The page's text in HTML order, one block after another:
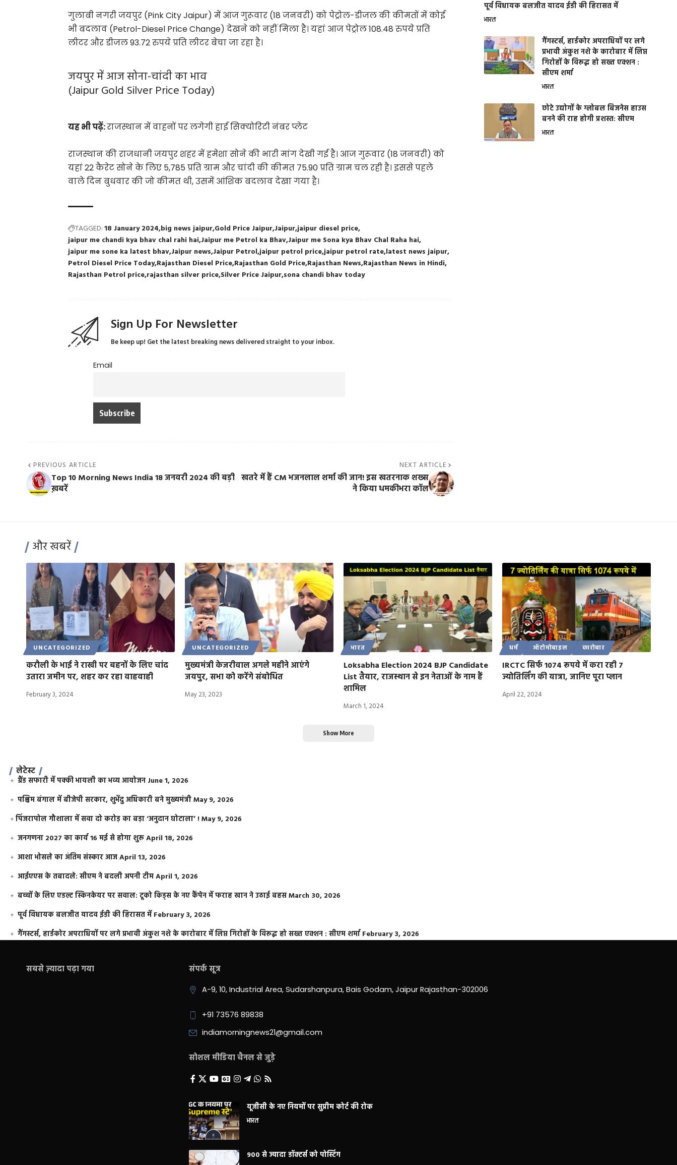
गुलाबी नगरी जयपुर (Pink City Jaipur) में आज गुरूवार (18 जनवरी) को पेट्रोल-डीजल की कीमतों में कोई
भी बदलाव (Petrol-Diesel Price Change) देखने को नहीं मिला है। यहां आज पेट्रोल 108.48 रुपये प्रति
लीटर और डीजल 93.72 रुपये प्रति लीटर बेचा जा रहा है।
जयपुर में आज सोना-चांदी का भाव
(Jaipur Gold Silver Price Today)
यह भी पढ़ें:राजस्थान में वाहनों पर लगेगी हाई सिक्योरिटी नंबर प्लेट
राजस्थान की राजधानी जयपुर शहर में हमेशा सोने की भारी मांग देखी गई है। आज गुरूवार (18 जनवरी) को
यहां 22 कैरेट सोने के लिए 5,785 प्रति ग्राम और चांदी की कीमत 75.90 प्रति ग्राम चल रही है। इससे पहले
वाले दिन बुधवार की जो कीमत थी, उसमें आंशिक बदलाव देखा गया है।
TAGGED:18 January 2024 big news jaipur Gold Price Jaipur Jaipurjaipur diesel price
jaipur me chandi kya bhav chal rahi hai Jaipur me Petrol ka Bhav Jaipur me Sona kya Bhav Chal Raha hai
jaipur me sone ka latest bhav Jaipur news Jaipur Petroljaipur petrol pricejaipur petrol rate latest news jaipur
Petrol Diesel Price Today Rajasthan Diesel Price Rajasthan Gold Price Rajasthan News Rajasthan News in Hindi
Rajasthan Petrol price rajasthan silver price Silver Price Jaipur sona chandi bhav today
Sign Up For Newsletter
Be keep up! Get the latest breaking news delivered straight to your inbox.
Email
PREVIOUS ARTICLE
Top 10 Morning News India 18 जनवरी 2024 की बड़ी
ख़बरें
NEXT ARTICLE
खतरे में हैं CM भजनलाल शर्मा की जान! इस खतरनाक शख्स
ने किया धमकीभरा कॉल
पूर्व विधायक बलजीत यादव ईडी की हिरासत में
भारत
गैंगस्टर्स, हार्डकोर अपराधियों पर लगे
प्रभावी अंकुश नशे के कारोबार में लिप्त
गिरोहों के विरूद्ध हो सख्त एक्शन :
सीएम शर्मा
भारत
छोटे उद्योगों के ग्लोबल बिजनेस हाउस
बनने की राह होगी प्रशस्त: सीएम
भारत
और खबरें
UNCATEGORIZED
करौली के भाई ने राखी पर बहनों के लिए चांद
उतारा जमीन पर, शहर कर रहा वाहवाही
February 3, 2024
UNCATEGORIZED
मुख्यमंत्री केजरीवाल अगले महीने आएंगे
जयपुर, सभा को करेंगे संबोधित
May 23, 2023
भारत
Loksabha Election 2024 BJP Candidate
List तैयार, राजस्थान से इन नेताओं के नाम हैं
शामिल
March 1, 2024
धर्म ऑटोमोबाइल कारोबार
IRCTC सिर्फ 1074 रूपये में करा रही 7
ज्योतिर्लिंग की यात्रा, जानिए पूरा प्लान
April 22, 2024
Show More
लेटेस्ट
ग्रैंड सफारी में पक्की भायली का भव्य आयोजन June 1, 2026
पश्चिम बंगाल में बीजेपी सरकार, शुभेंदु अधिकारी बने मुख्यमंत्रीMay 9, 2026
​पिंजरापोल गौशाला में सवा दो करोड़ का बड़ा ‘अनुदान घोटाला’ !May 9, 2026
जनगणना 2027 का कार्य 16 मई से होगा शुरूApril 18, 2026
आशा भोसले का अंतिम संस्कार आजApril 13, 2026
आईएएस के तबादले: सीएम ने बदली अपनी टीमApril 1, 2026
बच्चों के लिए एडल्ट स्किनकेयर पर सवाल: टूको किड्स के नए कैंपेन में फराह खान ने उठाई बहसMarch 30, 2026
पूर्व विधायक बलजीत यादव ईडी की हिरासत में February 3, 2026
गैंगस्टर्स, हार्डकोर अपराधियों पर लगे प्रभावी अंकुश नशे के कारोबार में लिप्त गिरोहों के विरूद्ध हो सख्त एक्शन : सीएम शर्मा February 3, 2026
सबसे ज़्यादा पढ़ा गया संपर्क सूत्र
A-9, 10, Industrial Area, Sudarshanpura, Bais Godam, Jaipur Rajasthan-302006
+91 73576 89838
indiamorningnews21@gmail.com
सोशल मीडिया चैनल से जुड़े
यूजीसी के नए नियमों पर सुप्रीम कोर्ट की रोक
भारत
900 से ज्यादा डॉक्टर्स को पोस्टिंग